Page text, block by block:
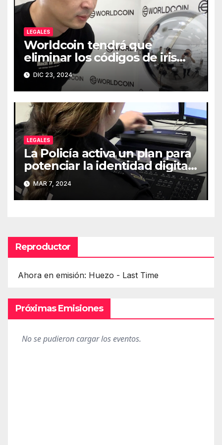
LEGALES
Worldcoin tendrá que
eliminar los códigos de iris
que haya almacenado
DIC 23, 2024
LEGALES
La Policía activa un plan para
potenciar la identidad digital
de los ciudadanos
MAR 7, 2024
Reproductor
Ahora en emisión: Huezo - Last Time
Próximas Emisiones